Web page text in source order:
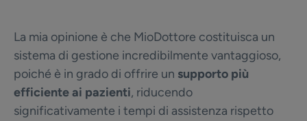
La mia opinione è che MioDottore costituisca un
sistema di gestione incredibilmente vantaggioso,
poiché è in grado di offrire un supporto più
efficiente ai pazienti, riducendo
significativamente i tempi di assistenza rispetto